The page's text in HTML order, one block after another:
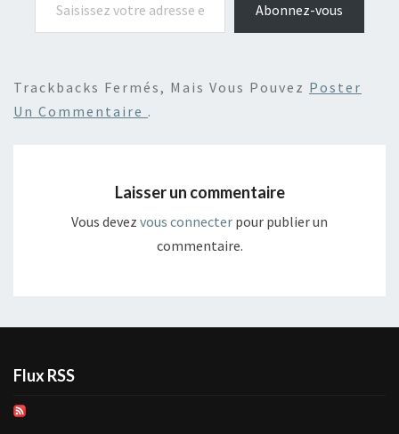
Abonnez-vous
Trackbacks Fermés, Mais Vous Pouvez Poster
Un Commentaire .
Laisser un commentaire
Vous devez vous connecter pour publier un
commentaire.
Flux RSS